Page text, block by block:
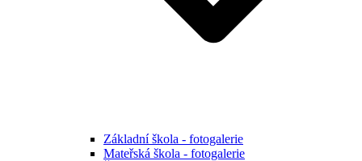
Základní škola - fotogalerie
Mateřská škola - fotogalerie